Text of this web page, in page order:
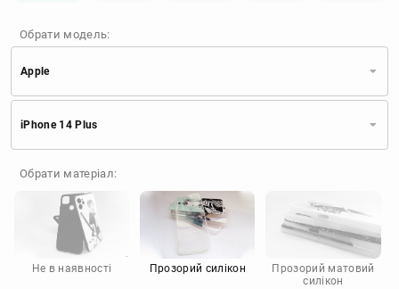
Обрати модель:
Apple
Apple
Huawei
TECNO
Google
Doogee
Infinix
Motorola
iPhone 14 Plus
Обрати матеріал:
Не в наявності Прозорий силікон
Прозорий матовий
силікон